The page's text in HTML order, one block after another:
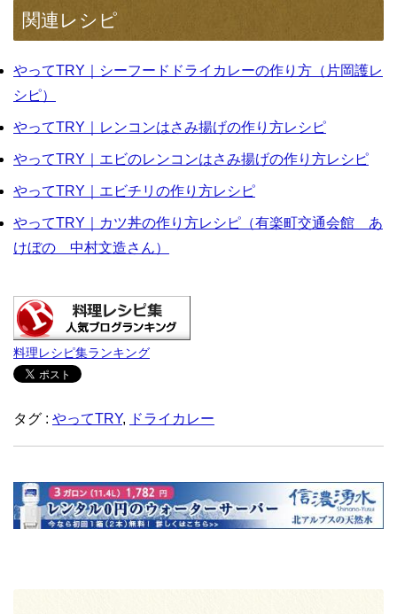
関連レシピ
やってTRY｜シーフードドライカレーの作り方（片岡護レ
シピ）
やってTRY｜レンコンはさみ揚げの作り方レシピ
やってTRY｜エビのレンコンはさみ揚げの作り方レシピ
やってTRY｜エビチリの作り方レシピ
やってTRY｜カツ丼の作り方レシピ（有楽町交通会館 あ
けぼの 中村文造さん）
料理レシピ集ランキング
タグ : やってTRY, ドライカレー